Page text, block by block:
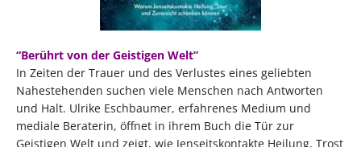
“Berührt von der Geistigen Welt”
In Zeiten der Trauer und des Verlustes eines geliebten
Nahestehenden suchen viele Menschen nach Antworten
und Halt. Ulrike Eschbaumer, erfahrenes Medium und
mediale Beraterin, öffnet in ihrem Buch die Tür zur
Geistigen Welt und zeigt, wie Jenseitskontakte Heilung, Trost